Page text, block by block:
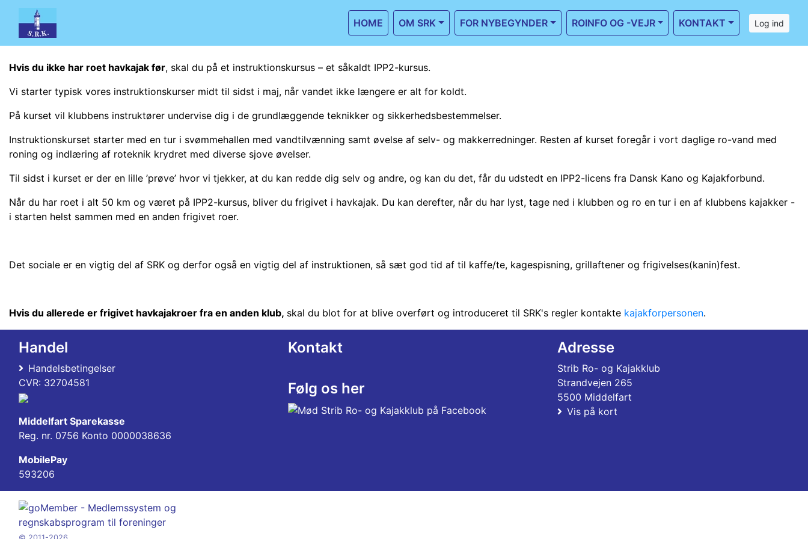
HOME OM SRK FOR NYBEGYNDER ROINFO OG -VEJR KONTAKT Log ind
Hvis du ikke har roet havkajak før, skal du på et instruktionskursus – et såkaldt IPP2-kursus.
Vi starter typisk vores instruktionskurser midt til sidst i maj, når vandet ikke længere er alt for koldt.
På kurset vil klubbens instruktører undervise dig i de grundlæggende teknikker og sikkerhedsbestemmelser.
Instruktionskurset starter med en tur i svømmehallen med vandtilvænning samt øvelse af selv- og makkerredninger. Resten af kurset foregår i vort daglige ro-vand med
roning og indlæring af roteknik krydret med diverse sjove øvelser.
Til sidst i kurset er der en lille ’prøve’ hvor vi tjekker, at du kan redde dig selv og andre, og kan du det, får du udstedt en IPP2-licens fra Dansk Kano og Kajakforbund.
Når du har roet i alt 50 km og været på IPP2-kursus, bliver du frigivet i havkajak. Du kan derefter, når du har lyst, tage ned i klubben og ro en tur i en af klubbens kajakker -
i starten helst sammen med en anden frigivet roer.
Det sociale er en vigtig del af SRK og derfor også en vigtig del af instruktionen, så sæt god tid af til kaffe/te, kagespisning, grillaftener og frigivelses(kanin)fest.
Hvis du allerede er frigivet havkajakroer fra en anden klub, skal du blot for at blive overført og introduceret til SRK's regler kontakte kajakforpersonen.
Handel
Handelsbetingelser
CVR: 32704581
Middelfart Sparekasse
Reg. nr. 0756 Konto 0000038636
MobilePay
593206
Kontakt
Følg os her
Adresse
Strib Ro- og Kajakklub
Strandvejen 265
5500 Middelfart
Vis på kort